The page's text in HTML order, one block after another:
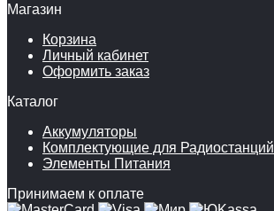
Магазин
Корзина
Личный кабинет
Оформить заказ
Каталог
Аккумуляторы
Комплектующие для Радиостанций
Элементы Питания
Принимаем к оплате